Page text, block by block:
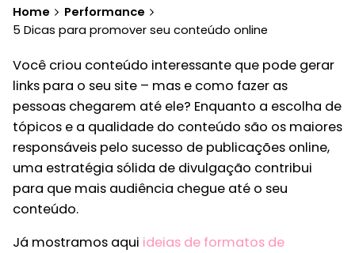
Home
Performance
5 Dicas para promover seu conteúdo online
Você criou conteúdo interessante que pode gerar
links para o seu site – mas e como fazer as
pessoas chegarem até ele? Enquanto a escolha de
tópicos e a qualidade do conteúdo são os maiores
responsáveis pelo sucesso de publicações online,
uma estratégia sólida de divulgação contribui
para que mais audiência chegue até o seu
conteúdo.
Já mostramos aqui ideias de formatos de